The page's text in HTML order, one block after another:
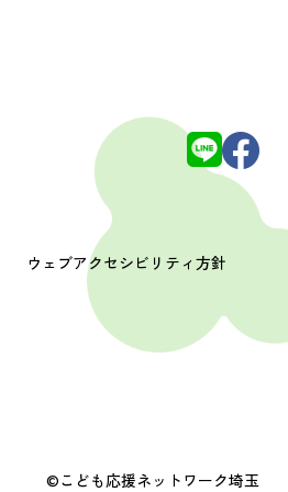
ウェブアクセシビリティ方針
©こども応援ネットワーク埼玉